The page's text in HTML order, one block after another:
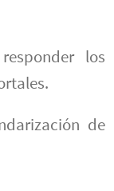
los
de